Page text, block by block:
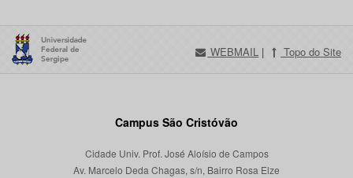
WEBMAIL | Topo do Site
Campus São Cristóvão
Cidade Univ. Prof. José Aloísio de Campos
Av. Marcelo Deda Chagas, s/n, Bairro Rosa Elze